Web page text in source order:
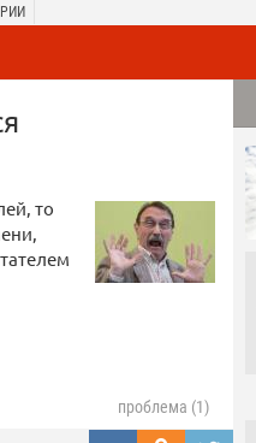
то
проблема (1)